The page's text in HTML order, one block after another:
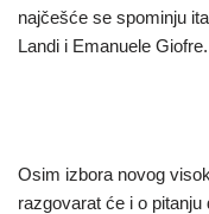
najčešće se spominju
Landi i Emanuele Giofre.
Osim izbora novog
razgovarat će i o